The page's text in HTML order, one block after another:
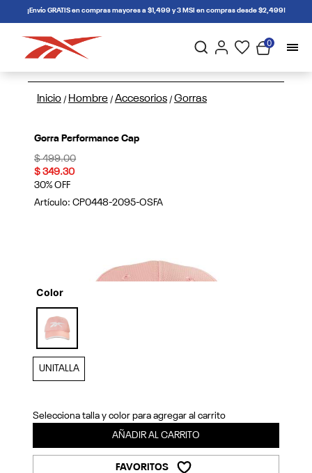
connectif¡Envío GRATIS en compras mayores a $1,499 y 3 MSI en compras desde $2,499!
0
Inicio / Hombre / Accesorios / Gorras
Gorra Performance Cap
Price reduced from
$ 499.00to
$ 349.30
30% OFF
Artículo:CP0448-2095-OSFA
Previous
Color
selected
UNITALLA
Selecciona talla y color para agregar al carrito
AÑADIR AL CARRITO
FAVORITOS